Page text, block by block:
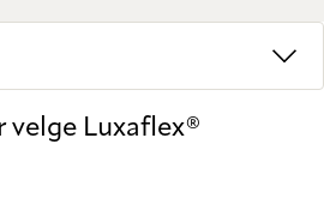
velge Luxaflex®